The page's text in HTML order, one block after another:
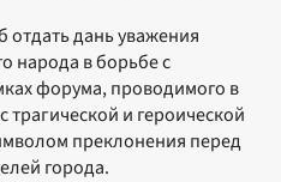
отдать дань уважения
народа в борьбе с
форума, проводимого в
трагической и героической
преклонения перед
города.